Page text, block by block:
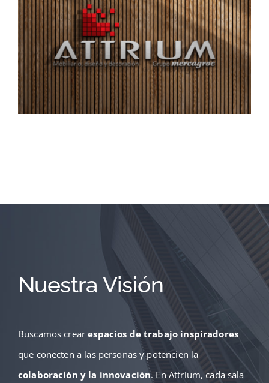
Nuestra Visión
Buscamos crearespacios de trabajo inspiradores
que conecten a las personas y potencien la
colaboración y la innovación. En Attrium, cada sala